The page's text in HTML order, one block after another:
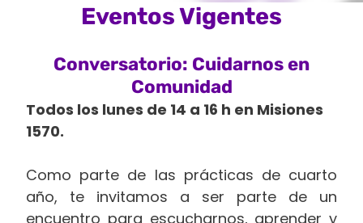
Eventos Vigentes
Conversatorio: Cuidarnos en
Comunidad
Todos los lunes de 14 a 16 h en Misiones
1570.
Como parte de las prácticas de cuarto
año, te invitamos a ser parte de un
encuentro para escucharnos, aprender y